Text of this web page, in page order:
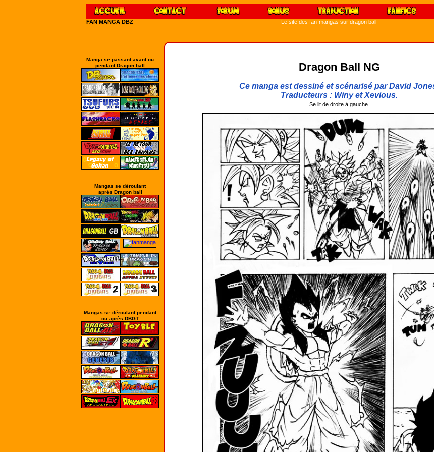
FAN MANGA DBZ Le site des fan-mangas sur dragon ball
Manga se passant avant ou
pendant Dragon ball
Mangas se déroulant
après Dragon ball
Mangas se déroulant pendant
ou après DBGT
Dragon Ball NG
Ce manga est dessiné et scénarisé par David
Traducteurs : Winy et Xevious.
Se lit de droite à gauche.